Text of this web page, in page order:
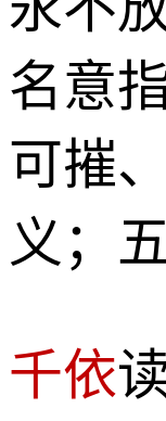
名意
可摧
义；
千依